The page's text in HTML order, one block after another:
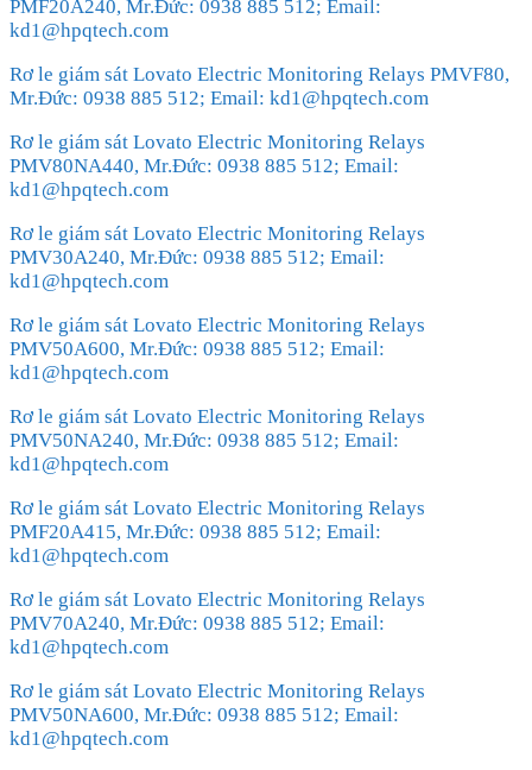
PMF20A240, Mr.Đức: 0938 885 512; Email:
kd1@hpqtech.com
Rơ le giám sát Lovato Electric Monitoring Relays PMVF80,
Mr.Đức: 0938 885 512; Email: kd1@hpqtech.com
Rơ le giám sát Lovato Electric Monitoring Relays
PMV80NA440, Mr.Đức: 0938 885 512; Email:
kd1@hpqtech.com
Rơ le giám sát Lovato Electric Monitoring Relays
PMV30A240, Mr.Đức: 0938 885 512; Email:
kd1@hpqtech.com
Rơ le giám sát Lovato Electric Monitoring Relays
PMV50A600, Mr.Đức: 0938 885 512; Email:
kd1@hpqtech.com
Rơ le giám sát Lovato Electric Monitoring Relays
PMV50NA240, Mr.Đức: 0938 885 512; Email:
kd1@hpqtech.com
Rơ le giám sát Lovato Electric Monitoring Relays
PMF20A415, Mr.Đức: 0938 885 512; Email:
kd1@hpqtech.com
Rơ le giám sát Lovato Electric Monitoring Relays
PMV70A240, Mr.Đức: 0938 885 512; Email:
kd1@hpqtech.com
Rơ le giám sát Lovato Electric Monitoring Relays
PMV50NA600, Mr.Đức: 0938 885 512; Email:
kd1@hpqtech.com